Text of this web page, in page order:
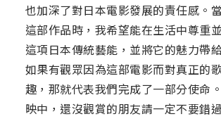
也加深了對日本電影發展的責任感。
這部作品時，我希望能在生活中尊重
這項日本傳統藝能，並將它的魅力帶
如果有觀眾因為這部電影而對真正的
趣，那就代表我們完成了一部分使命
映中，還沒觀賞的朋友請一定不要錯